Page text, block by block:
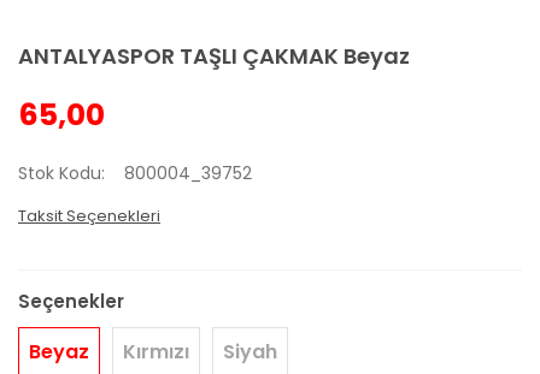
ANTALYASPOR TAŞLI ÇAKMAK Beyaz
65,00
Stok Kodu 800004_39752
Taksit Seçenekleri
Seçenekler
Beyaz Kırmızı Siyah